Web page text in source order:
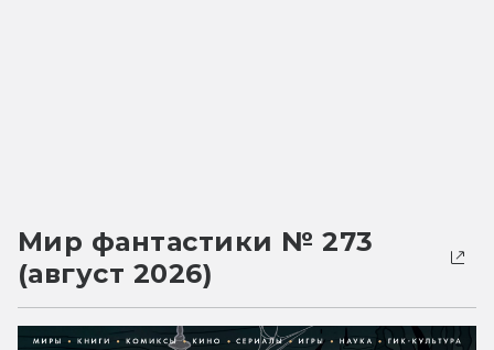
Мир фантастики № 273
(август 2026)